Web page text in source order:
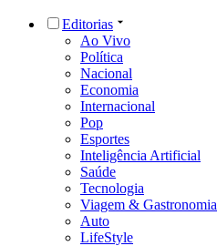
Editorias
Ao Vivo
Política
Nacional
Economia
Internacional
Pop
Esportes
Inteligência Artificial
Saúde
Tecnologia
Viagem & Gastronomia
Auto
LifeStyle